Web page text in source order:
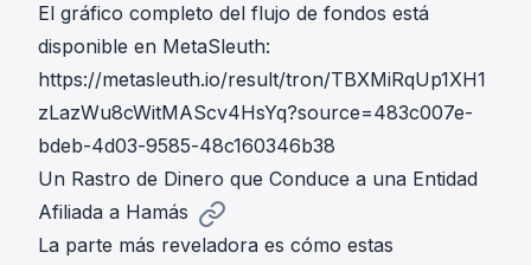
El gráfico completo del flujo de fondos está
disponible en MetaSleuth:
https://metasleuth.io/result/tron/TBXMiRqUp1XH1
zLazWu8cWitMAScv4HsYq?source=483c007e-
bdeb-4d03-9585-48c160346b38
Un Rastro de Dinero que Conduce a una Entidad
Afiliada a Hamás
La parte más reveladora es cómo estas